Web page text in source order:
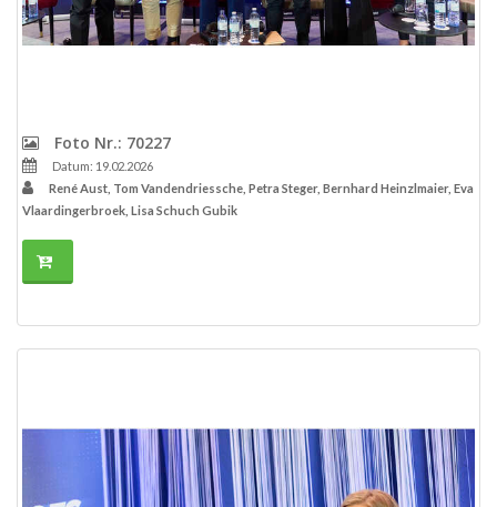
Foto Nr.: 70227
Datum: 19.02.2026
René Aust, Tom Vandendriessche, Petra Steger, Bernhard Heinzlmaier, Eva
Vlaardingerbroek, Lisa Schuch Gubik